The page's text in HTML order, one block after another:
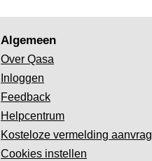
Algemeen
Over Qasa
Inloggen
Feedback
Helpcentrum
Kosteloze vermelding
Cookies instellen